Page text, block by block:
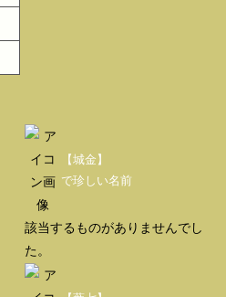
【城金】
で珍しい名前
該当するものがありませんでし
た。